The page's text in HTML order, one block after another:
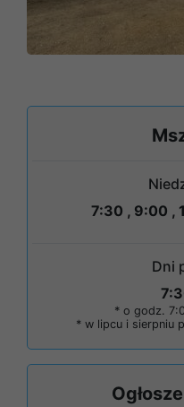
7:30 , 9:00 ,
Dni
* o godz.
* w lipcu i sierpniu